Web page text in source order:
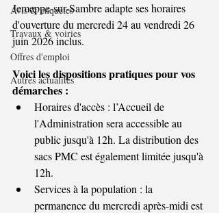
Avis & enquêtes
Travaux & voiries
Offres d'emploi
Autres actualités
Jemeppe-sur-Sambre adapte ses horaires
d'ouverture du mercredi 24 au vendredi 26
juin 2026 inclus.
Voici les dispositions pratiques pour vos
démarches :
Horaires d'accès : l’Accueil de
l'Administration sera accessible au
public jusqu'à 12h. La distribution des
sacs PMC est également limitée jusqu'à
12h.
Services à la population : la
permanence du mercredi après-midi est